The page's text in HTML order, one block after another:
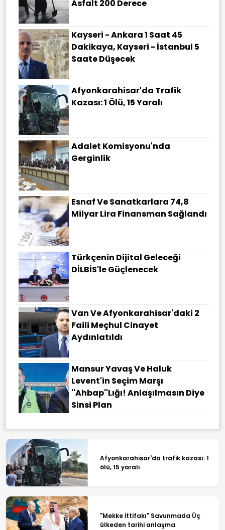
Asfalt 200 Derece
Kayseri - Ankara 1 Saat 45
Dakikaya, Kayseri - İstanbul 5
Saate Düşecek
Afyonkarahisar'da Trafik
Kazası: 1 Ölü, 15 Yaralı
Adalet Komisyonu'nda
Gerginlik
Esnaf Ve Sanatkarlara 74,8
Milyar Lira Finansman Sağlandı
Türkçenin Dijital Geleceği
DİLBİS'le Güçlenecek
Van Ve Afyonkarahisar'daki 2
Faili Meçhul Cinayet
Aydınlatıldı
Mansur Yavaş Ve Haluk
Levent'in Seçim Marşı
''Ahbap''lığı! Anlaşılmasın Diye
Sinsi Plan
Afyonkarahisar'da trafik kazası: 1
ölü, 15 yaralı
"Mekke İttifakı" Savunmada Üç
ülkeden tarihi anlaşma